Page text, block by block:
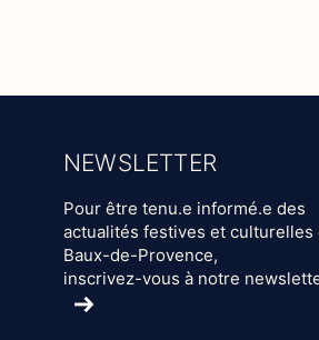
NEWSLETTER
Pour être tenu.e informé.e des
actualités festives et culturelles
Baux-de-Provence,
inscrivez-vous à notre